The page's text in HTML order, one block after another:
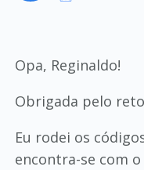
Opa, Reginaldo!
Obrigada pelo
Eu rodei os
encontra-se com